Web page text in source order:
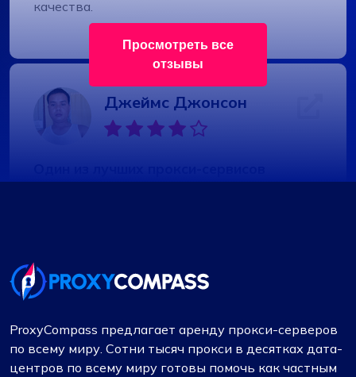
качества.
Джеймс Джонсон
обеспечивающая плавную и эффективную
онлайн-навигацию. Особенно выделяется
прокси, подходящих для самых разных
требований. Более того, их цены очень
конкурентоспособны, предлагая отличное
Просмотреть все
отзывы
ProxyCompass предлагает аренду прокси-серверов
по всему миру. Сотни тысяч прокси в десятках дата-
центров по всему миру готовы помочь как частным